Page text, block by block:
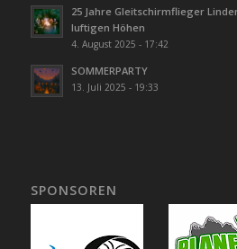
25 Jahre Gleitschirmflieger
luftigen Höhen
4. August 2025 - 17:42
SOMMERPARTY
13. Juli 2025 - 19:33
SPONSOREN